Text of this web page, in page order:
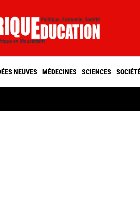
NEUVES MÉDECINES SCIENCES